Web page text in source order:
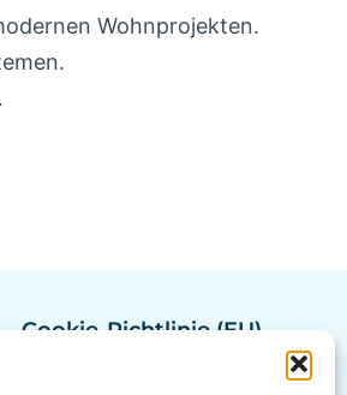
Wohnprojekten.
Cookie-Richtlinie (EU)